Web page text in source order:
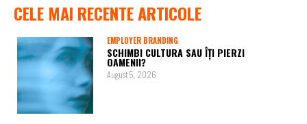
CELE MAI RECENTE ARTICOLE
EMPLOYER BRANDING
SCHIMBI CULTURA SAU ÎȚI PIERZI
OAMENII?
August 5, 2026